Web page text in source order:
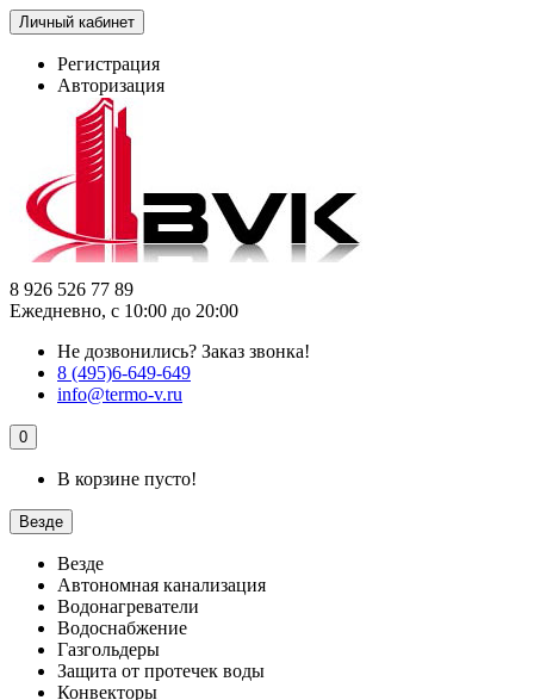
Личный кабинет
Регистрация
Авторизация
8 926 526 77 89
Ежедневно, с 10:00 до 20:00
Не дозвонились? Заказ звонка!
8 (495)6-649-649
info@termo-v.ru
0
В корзине пусто!
Везде
Везде
Автономная канализация
Водонагреватели
Водоснабжение
Газгольдеры
Защита от протечек воды
Конвекторы